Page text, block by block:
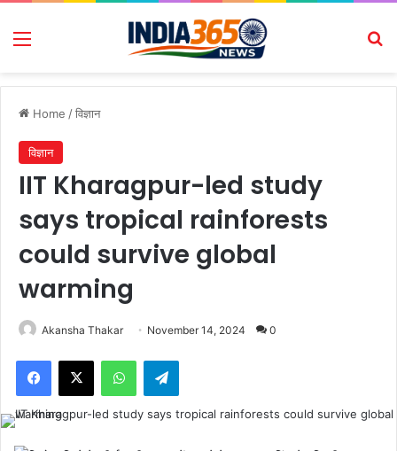
Menu
Home /विज्ञान
विज्ञान
IIT Kharagpur-led study
says tropical rainforests
could survive global
warming
Akansha Thakar November 14, 2024 0
Facebook
X WhatsAppTelegram